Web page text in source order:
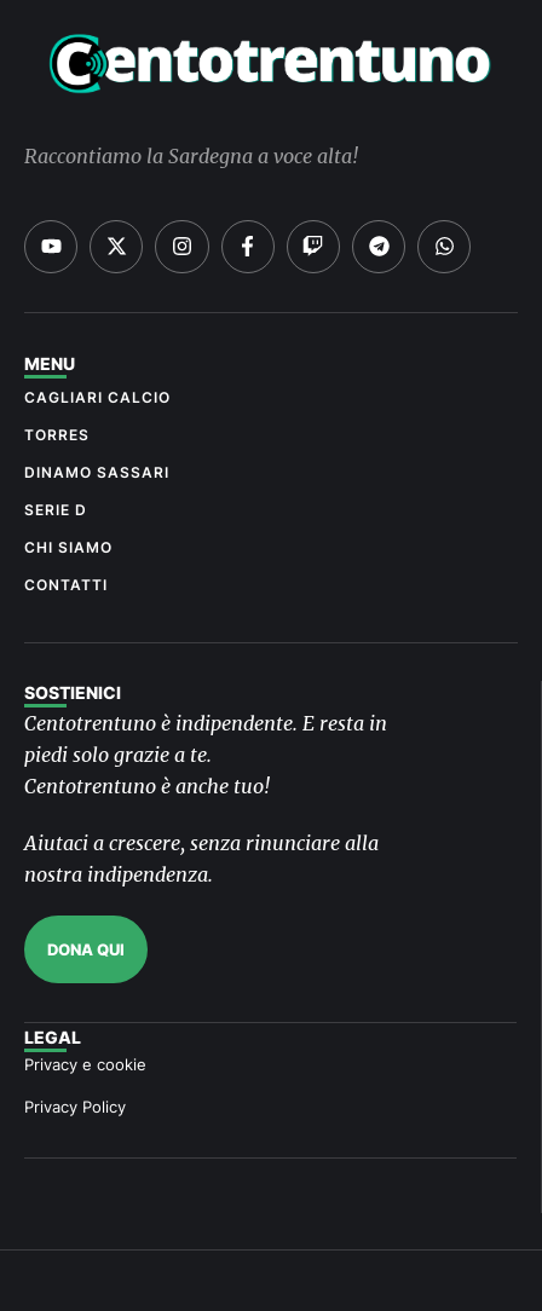
Raccontiamo la Sardegna a voce alta!
MENU
CAGLIARI CALCIO
TORRES
DINAMO SASSARI
SERIE D
CHI SIAMO
CONTATTI
SOSTIENICI
Centotrentuno è indipendente. E resta in
piedi solo grazie a te.
Centotrentuno è anche tuo!
Aiutaci a crescere, senza rinunciare alla
nostra indipendenza.
DONA QUI
LEGAL
Privacy e cookie
Privacy Policy